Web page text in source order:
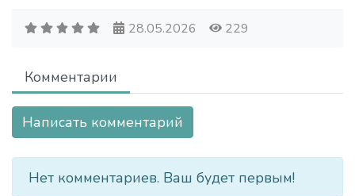
28.05.2026 229
Комментарии
Написать комментарий
Нет комментариев. Ваш будет первым!